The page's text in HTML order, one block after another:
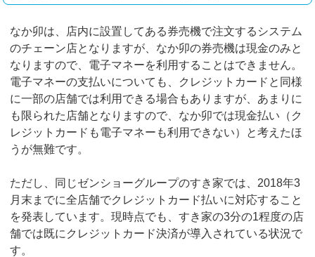
なか卯は、店内に設置してある券売機で注文するシステム
のチェーン店となりますが、なか卯の券売機は現金のみと
なりますので、電子マネーを利用することはできません。
電子マネーの支払いについても、クレジットカードと同様
に一部の店舗では利用できる場合もありますが、あまりに
も限られた店舗となりますので、なか卯では現金払い（ク
レジットカードも電子マネーも利用できない）と考えたほ
うが無難です。
ただし、同じゼンショーグループのすき家では、2018年3
月末までに全店舗でクレジットカード払いに対応すること
を発表しています。現時点でも、すき家の3分の1程度の店
舗では既にクレジットカード決済が導入されている状況で
す。